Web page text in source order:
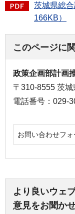
茨城県総
166KB）
このページに
政策企画部計画
〒310-8555 茨
電話番号：029-
お問い合わせフォ
より良いウェ
意見をお聞か